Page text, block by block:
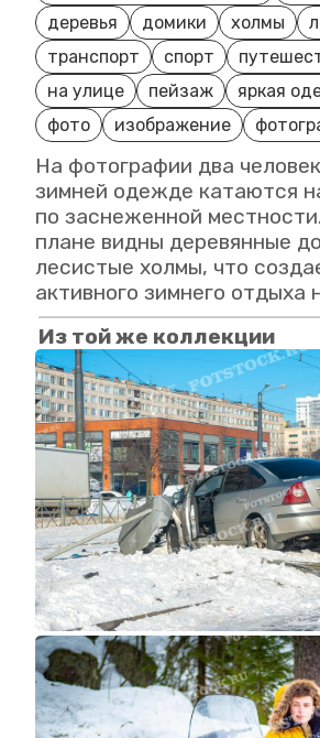
деревья
домики холмы
транспорт
спорт
на улице
пейзаж яркая
фото
изображение
На фотографии два
зимней одежде катаются
по заснеженной
плане видны деревянные
лесистые холмы, что
активного зимнего отдыха
Из той же коллекции